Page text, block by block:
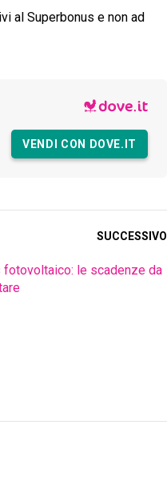
al Superbonus e non ad
VENDI CON DOVE.IT
SUCCESSIVO
fotovoltaico: le scadenze da